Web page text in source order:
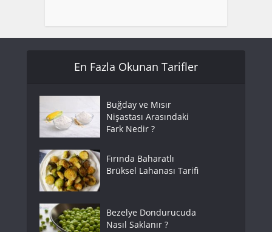
En Fazla Okunan Tarifler
Buğday ve Mısır
Nişastası Arasındaki
Fark Nedir ?
Fırında Baharatlı
Brüksel Lahanası Tarifi
Bezelye Dondurucuda
Nasıl Saklanır ?